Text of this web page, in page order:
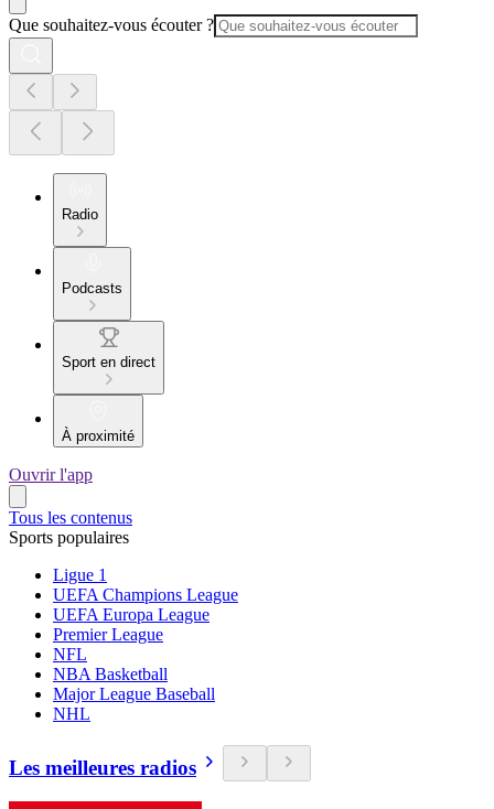
Que souhaitez-vous écouter ?
Radio
Podcasts
Sport en direct
À proximité
Ouvrir l'app
Tous les contenus
Sports populaires
Ligue 1
UEFA Champions League
UEFA Europa League
Premier League
NFL
NBA Basketball
Major League Baseball
NHL
Les meilleures radios